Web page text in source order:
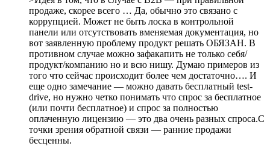
продаже, скорее всего … Да, обычно это связано с
коррупцией. Может не быть лоска в контрольной
панели или отсутствовать вменяемая документация, но
вот заявленную проблему продукт решать ОБЯЗАН. В
противном случае можно зафакапить не только себя/
продукт/компанию но и всю нишу. Думаю примеров из
того что сейчас происходит более чем достаточно…. И
еще одно замечание — можно давать бесплатный test-
drive, но нужно четко понимать что спрос за бесплатное
(или почти бесплатное) и спрос за полностью
оплаченную лицензию — это два очень разных спроса.С
точки зрения обратной связи — ранние продажи
бесценны.